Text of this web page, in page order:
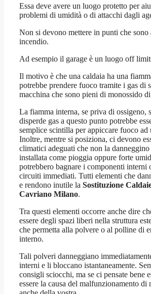
Essa deve avere un luogo protetto per
problemi di umidità o di attacchi dagli
Non si devono mettere in punti che sono
incendio.
Ad esempio il garage è un luogo off
Il motivo è che una caldaia ha una
potrebbe prendere fuoco tramite i gas di
macchina che sono pieni di monossido
La fiamma interna, se priva di ossigeno,
disperde gas a questo punto potrebbe
semplice scintilla per appiccare fuoco ad
Inoltre, mentre si posiziona, ci devono
climatici adeguati che non la danneggino
installata come pioggia oppure forte
potrebbero bagnare i componenti interni
circuiti immediati. Tutti elementi che
e rendono inutile la Sostituzione
Cavriano Milano.
Tra questi elementi occorre anche dire
essere degli spazi liberi nella struttura
che permetta alla polvere o al polline di
interno.
Tali polveri danneggiano
interni e li bloccano istantaneamente.
consigli sciocchi, ma se ci pensate bene
essere la causa del malfunzionamento di